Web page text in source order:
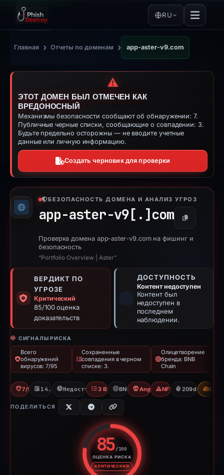
RU
Главная › Отчеты по доменам › app-aster-v9.com
⚠️
ЭТОТ ДОМЕН БЫЛ ОТМЕЧЕН КАК
ВРЕДОНОСНЫЙ
Механизмы безопасности сообщают об обнаружении: 7.
Публичные черные списки, сообщающие о совпадении: 3.
Будьте предельно осторожны — не вводите учетные
данные или личную информацию.
Создать черновик для проверки
БЕЗОПАСНОСТЬ ДОМЕНА И АНАЛИЗ УГРОЗ
app-aster-v9[.] com Копировать
Проверка домена app-aster-v9.com на фишинг и
безопасность
“Portfolio Overview | Aster”
ВЕРДИКТ ПО
УГРОЗЕ
Критический
85/100 оценка
доказательств
ДОСТУПНОСТЬ
Контент недоступен
Контент был
недоступен в
последнем
наблюдении.
СИГНАЛЫ РИСКА
Всего
обнаружений
вирусов: 7/95
Сохраненные
совпадения в черном
списке: 3.
Олицетворение
бренда: BNB
Chain
7/95 VT14.10.2025Недоступно с 12.05.2026
3 BlocklistsBNB ChainAngel DrainerNFT Scam209d to CDN
ПОДЕЛИТЬСЯ
85/100
ОЦЕНКА РИСКА
КРИТИЧЕСКИЙ
Оценка риска: 85 из 100.